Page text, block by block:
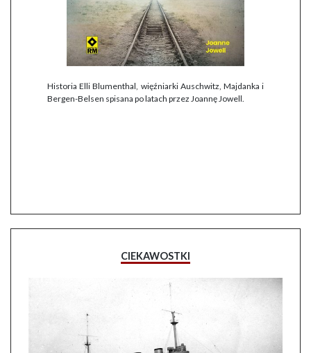
Historia Elli Blumenthal, więźniarki Auschwitz, Majdanka i
Bergen-Belsen spisana po latach przez Joannę Jowell.
CIEKAWOSTKI